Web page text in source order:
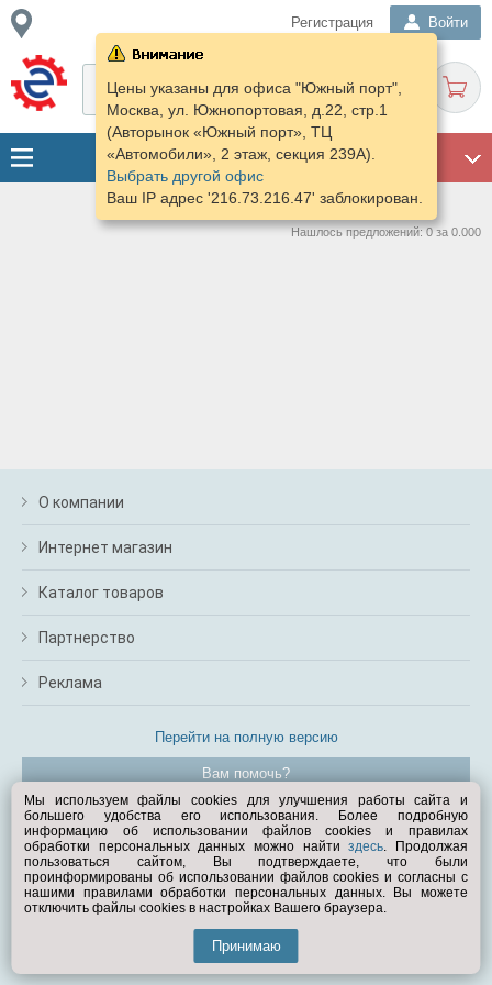
Регистрация Войти
Цены указаны для офиса "Южный порт",
Москва, ул. Южнопортовая, д.22, стр.1
(Авторынок «Южный порт», ТЦ
«Автомобили», 2 этаж, секция 239А).
Выбрать другой офис
Ваш IP адрес '216.73.216.47' заблокирован.
Нашлось предложений: 0 за 0.000
О компании
Интернет магазин
Каталог товаров
Партнерство
Реклама
Перейти на полную версию
Вам помочь?
© Exist.ru 1998—2026
Мы используем файлы cookies для улучшения работы сайта и
большего удобства его использования. Более подробную
информацию об использовании файлов cookies и правилах
обработки персональных данных можно найтиздесь. Продолжая
пользоваться сайтом, Вы подтверждаете, что были
проинформированы об использовании файлов cookies и согласны с
нашими правилами обработки персональных данных. Вы можете
отключить файлы cookies в настройках Вашего браузера.
Принимаю